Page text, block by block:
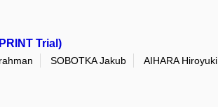
Trial)
SOBOTKA Jakub AIHARA Hiroyuki